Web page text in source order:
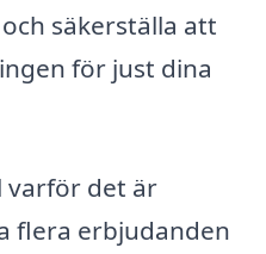
säkerställa att
för just dina
varför det är
flera erbjudanden